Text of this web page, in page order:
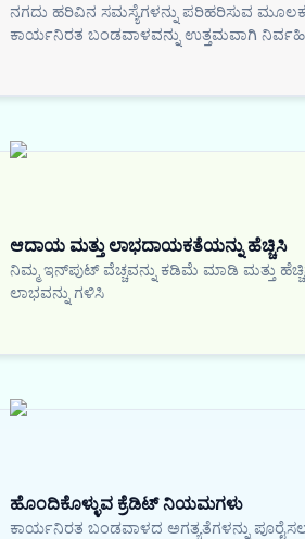
ನಗದು ಹರಿವಿನ ಸಮಸ್ಯೆಗಳನ್ನು ಪರಿಹರಿಸುವ
ಕಾರ್ಯನಿರತ ಬಂಡವಾಳವನ್ನು ಉತ್ತಮವಾಗಿ
ಆದಾಯ ಮತ್ತು ಲಾಭದಾಯಕತೆಯನ್ನು ಹೆಚ್ಚಿಸಿ
ನಿಮ್ಮ ಇನ್‌ಪುಟ್ ವೆಚ್ಚವನ್ನು ಕಡಿಮೆ ಮಾಡಿ ಮತ್ತು
ಲಾಭವನ್ನು ಗಳಿಸಿ
ಹೊಂದಿಕೊಳ್ಳುವ ಕ್ರೆಡಿಟ್ ನಿಯಮಗಳು
ಕಾರ್ಯನಿರತ ಬಂಡವಾಳದ ಅಗತ್ಯತೆಗಳನ್ನು